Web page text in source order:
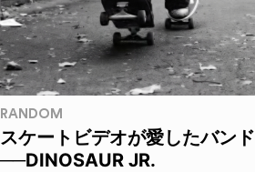
RANDOM
スケートビデオが愛したバンド
──DINOSAUR JR.